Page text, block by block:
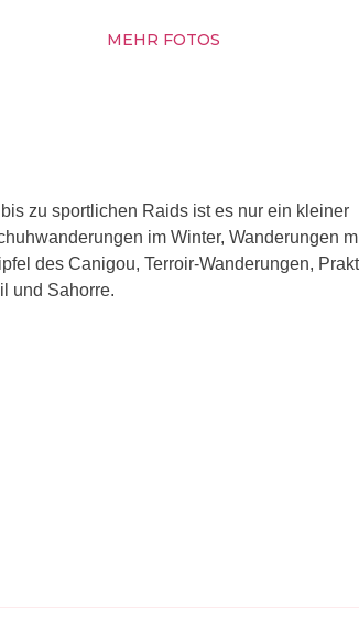
MEHR FOTOS
zu sportlichen Raids ist es nur ein kleiner
im Winter, Wanderungen
des Canigou, Terroir-Wanderungen,
und Sahorre.